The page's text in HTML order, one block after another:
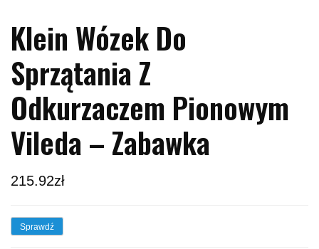
Klein Wózek Do
Sprzątania Z
Odkurzaczem Pionowym
Vileda – Zabawka
215.92zł
Sprawdź